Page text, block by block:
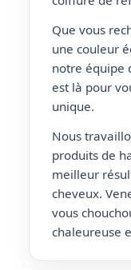
Que vous
une couleur
notre équipe
est là pour
unique.
Nous
produits de
meilleur
cheveux.
vous
chaleureuse